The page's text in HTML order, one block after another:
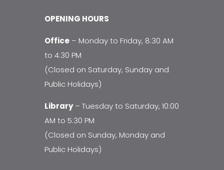
OPENING HOURS
Office – Monday to Friday, 8:30 AM
to 4:30 PM
(Closed on Saturday, Sunday and
Public Holidays)
Library– Tuesday to Saturday, 10:00
AM to 5:30 PM
(Closed on Sunday, Monday and
Public Holidays)